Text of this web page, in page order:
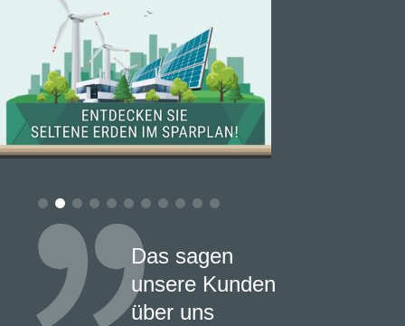
Das sagen
unsere Kunden
über uns